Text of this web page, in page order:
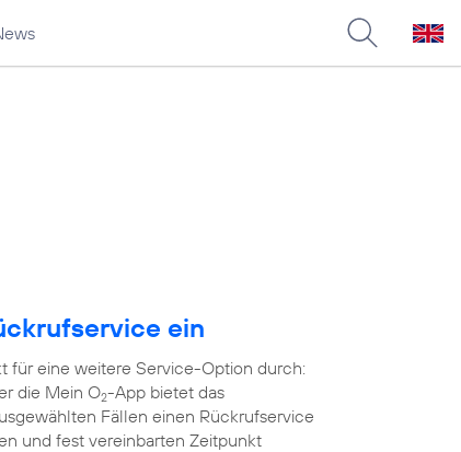
ein
für eine weitere Service-Option durch:
die Mein O2-App bietet das
Fällen einen Rückrufservice
und fest vereinbarten Zeitpunkt